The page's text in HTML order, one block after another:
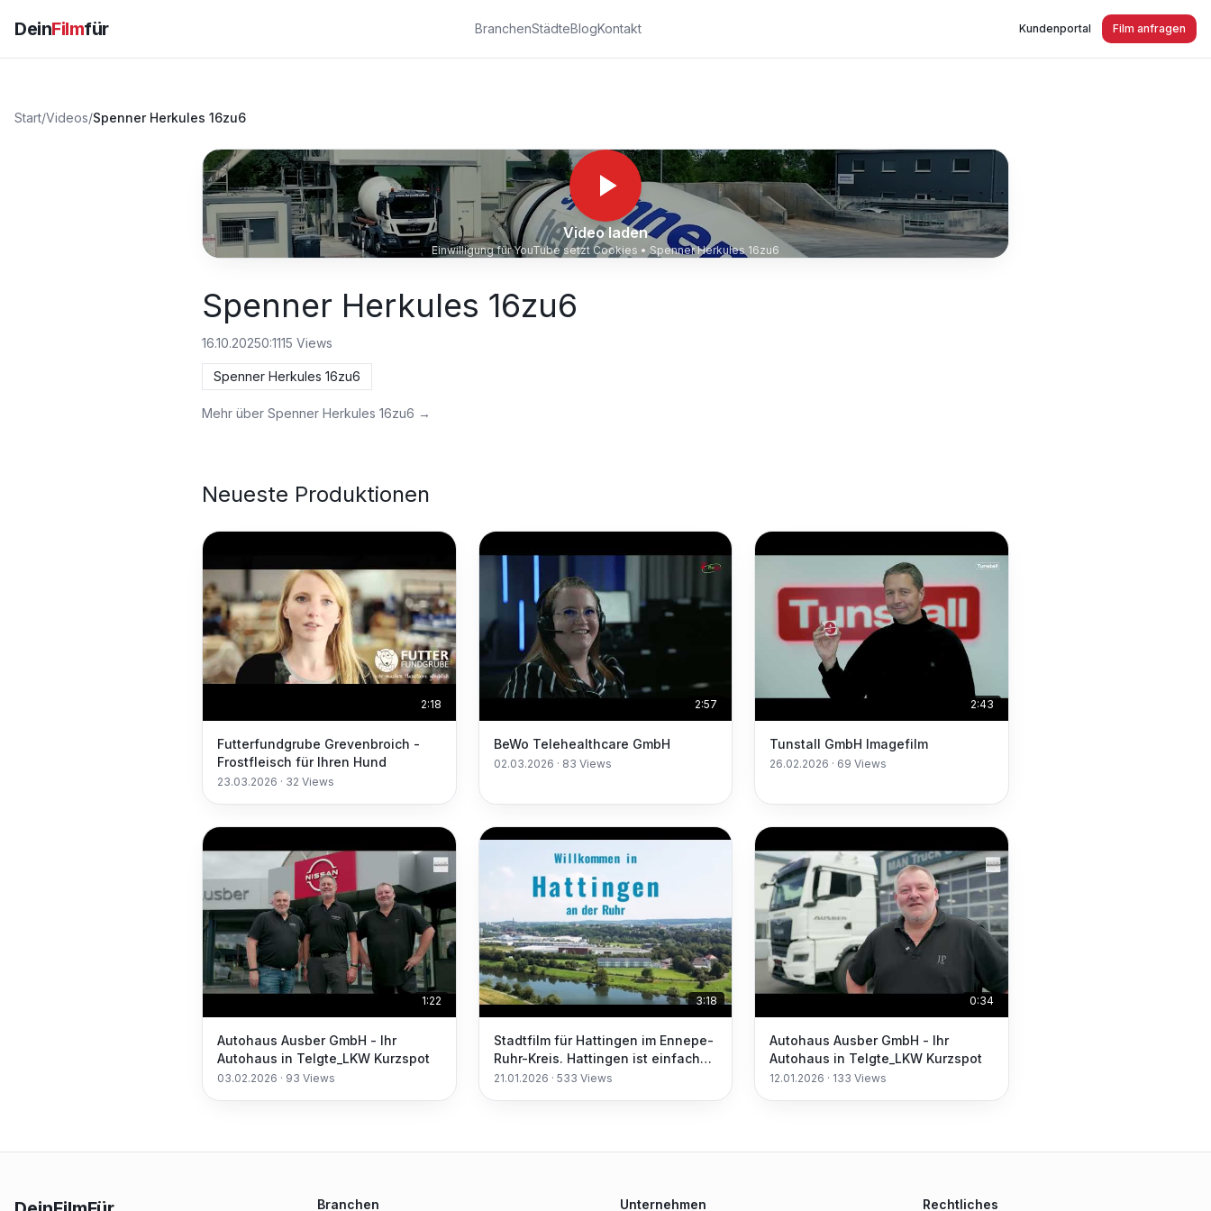
DeinFilmfür BranchenStädteBlogKontakt Kundenportal Film anfragen
Start/Videos/Spenner Herkules 16zu6
Video laden
Einwilligung für YouTube setzt Cookies • Spenner Herkules 16zu6
Spenner Herkules 16zu6
16.10.20250:1115 Views
Spenner Herkules 16zu6
Mehr über Spenner Herkules 16zu6 →
Neueste Produktionen
2:18
Futterfundgrube Grevenbroich -
Frostfleisch für Ihren Hund
23.03.2026 · 32 Views
2:57
BeWo Telehealthcare GmbH
02.03.2026 · 83 Views
2:43
Tunstall GmbH Imagefilm
26.02.2026 · 69 Views
1:22
Autohaus Ausber GmbH - Ihr
Autohaus in Telgte_LKW Kurzspot
03.02.2026 · 93 Views
3:18
Stadtfilm für Hattingen im Ennepe-
Ruhr-Kreis. Hattingen ist einfach
nett!
21.01.2026 · 533 Views
0:34
Autohaus Ausber GmbH - Ihr
Autohaus in Telgte_LKW Kurzspot
12.01.2026 · 133 Views
Branchen Unternehmen Rechtliches